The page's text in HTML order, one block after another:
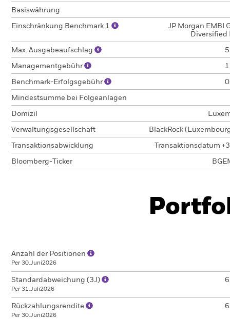
Basiswährung
Einschränkung Benchmark 1
JP Morgan EMBI
Diversified
Max. Ausgabeaufschlag
Managementgebühr
Benchmark-Erfolgsgebühr
Mindestsumme bei Folgeanlagen
Domizil
Verwaltungsgesellschaft BlackRock
Transaktionsabwicklung Transaktionsdatum
Bloomberg-Ticker
Anzahl der Positionen
Per 30.Juni2026
Standardabweichung (3J)
Per 31.Juli2026
Rückzahlungsrendite
Per 30.Juni2026